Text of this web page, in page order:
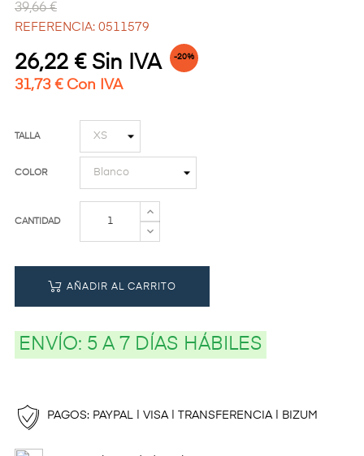
39,66 €
REFERENCIA: 0511579
26,22 € Sin IVA -20%
31,73 € Con IVA
TALLA
COLOR
CANTIDAD
AÑADIR AL CARRITO
ENVÍO: 5 A 7 DÍAS HÁBILES
PAGOS: PAYPAL | VISA | TRANSFERENCIA | BIZUM